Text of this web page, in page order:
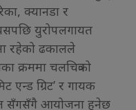
क्यानडा र
युरोपलगायत
रहेको ढकालले
क्रममा चलचित्रको
एन्ड ग्रिट’ र गायक
सँगसँगै आयोजना हुनेछ